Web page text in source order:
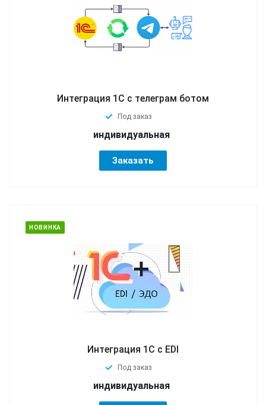
Интеграция 1С с телеграм ботом
Под заказ
индивидуальная
Заказать
НОВИНКА
Интеграция 1С с EDI
Под заказ
индивидуальная